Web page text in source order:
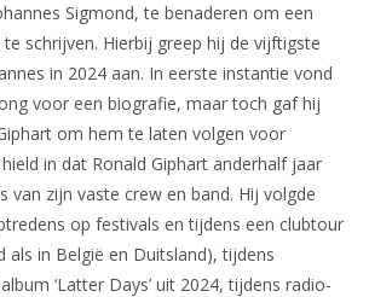
Sigmond, te benaderen om een
schrijven. Hierbij greep hij de vijftigste
in 2024 aan. In eerste instantie vond
voor een biografie, maar toch gaf hij
om hem te laten volgen voor
in dat Ronald Giphart anderhalf jaar
van zijn vaste crew en band. Hij volgde
op festivals en tijdens een clubtour
als in België en Duitsland), tijdens
‘Latter Days’ uit 2024, tijdens radio-